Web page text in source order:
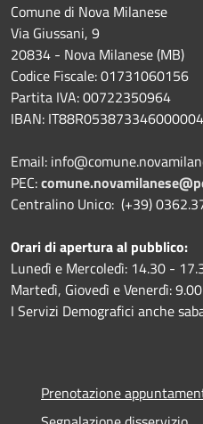
Comune di Nova Milanese
Via Giussani, 9
20834 - Nova Milanese (MB)
Codice Fiscale: 01731060156
Partita IVA: 00722350964
IBAN:
Email:
PEC:
Centralino Unico: (+39)
Orari di apertura al pubblico:
Lunedì e Mercoledì: 14.30 -
Martedì, Giovedì e Venerdì:
I Servizi Demografici anche
Prenotazione